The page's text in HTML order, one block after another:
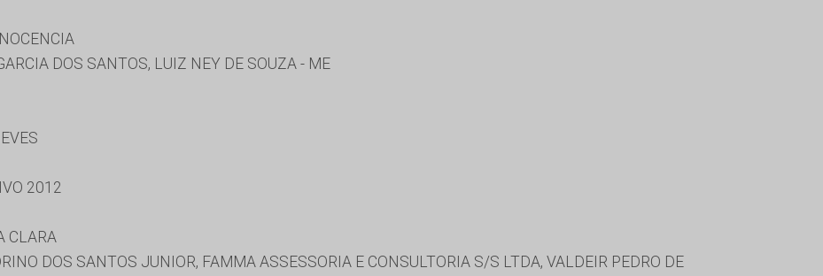
DOS SANTOS, LUIZ NEY DE SOUZA - ME
2012
CLARA
DOS SANTOS JUNIOR, FAMMA ASSESSORIA E CONSULTORIA S/S LTDA, VALDEIR PEDRO DE